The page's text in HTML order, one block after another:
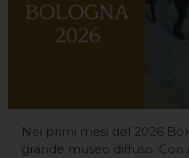
Nei primi mesi del 2026
grande museo diffuso. Con